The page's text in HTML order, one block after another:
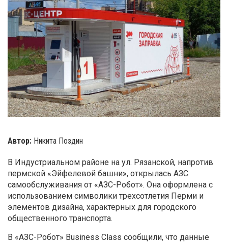
Автор: Никита Поздин
В Индустриальном районе на ул. Рязанской, напротив
пермской «Эйфелевой башни», открылась АЗС
самообслуживания от «АЗС-Робот». Она оформлена с
использованием символики трехсотлетия Перми и
элементов дизайна, характерных для городского
общественного транспорта.
В «АЗС-Робот» Business Class сообщили, что данные